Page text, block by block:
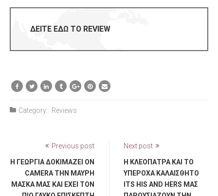
ΔΕΙΤΕ ΕΔΩ ΤΟ REVIEW
Category: Reviews
Previous post
Η ΓΕΩΡΓΊΑ ΔΟΚΙΜΆΖΕΙ ON
CAMERA ΤΗΝ ΜΑΎΡΗ
ΜΆΣΚΑ ΜΑΣ ΚΑΙ ΈΧΕΙ ΤΟΝ
Next post
Η ΚΛΕΟΠΆΤΡΑ ΚΑΙ ΤΟ
ΥΠΈΡΟΧΑ ΚΑΛΑΊΣΘΗΤΟ
ITS HIS AND HERS ΜΑΣ